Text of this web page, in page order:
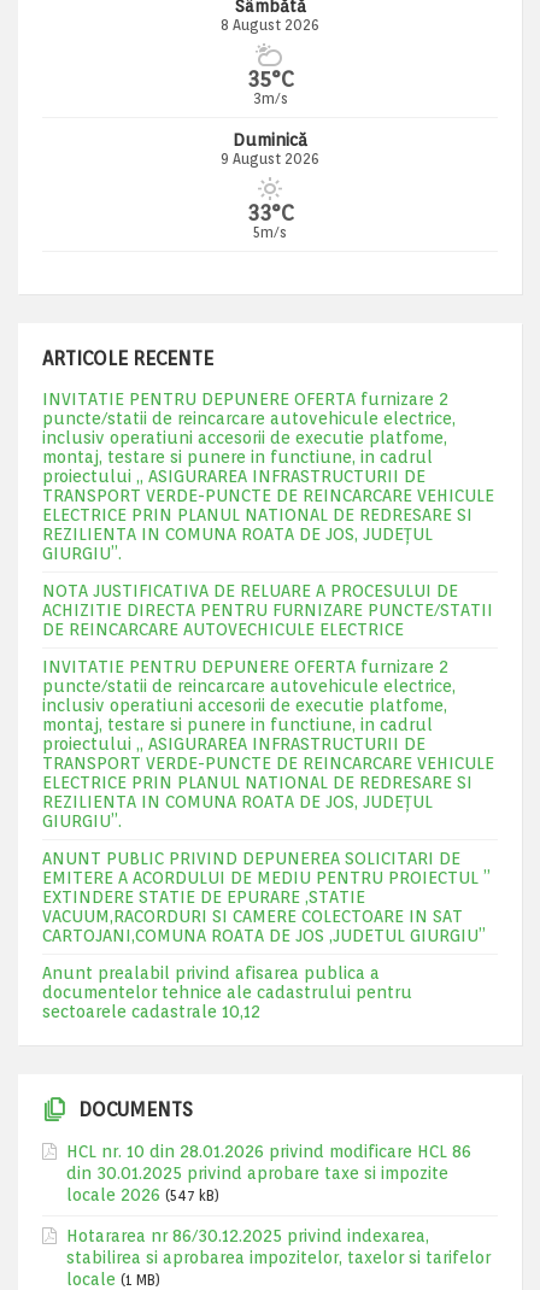
Sâmbătă
8 August 2026
35°C
3m/s
Duminică
9 August 2026
33°C
5m/s
ARTICOLE RECENTE
INVITATIE PENTRU DEPUNERE OFERTA furnizare 2
puncte/statii de reincarcare autovehicule electrice,
inclusiv operatiuni accesorii de executie platfome,
montaj, testare si punere in functiune, in cadrul
proiectului „ ASIGURAREA INFRASTRUCTURII DE
TRANSPORT VERDE-PUNCTE DE REINCARCARE VEHICULE
ELECTRICE PRIN PLANUL NATIONAL DE REDRESARE SI
REZILIENTA IN COMUNA ROATA DE JOS, JUDEŢUL
GIURGIU”.
NOTA JUSTIFICATIVA DE RELUARE A PROCESULUI DE
ACHIZITIE DIRECTA PENTRU FURNIZARE PUNCTE/STATII
DE REINCARCARE AUTOVECHICULE ELECTRICE
INVITATIE PENTRU DEPUNERE OFERTA furnizare 2
puncte/statii de reincarcare autovehicule electrice,
inclusiv operatiuni accesorii de executie platfome,
montaj, testare si punere in functiune, in cadrul
proiectului „ ASIGURAREA INFRASTRUCTURII DE
TRANSPORT VERDE-PUNCTE DE REINCARCARE VEHICULE
ELECTRICE PRIN PLANUL NATIONAL DE REDRESARE SI
REZILIENTA IN COMUNA ROATA DE JOS, JUDEŢUL
GIURGIU”.
ANUNT PUBLIC PRIVIND DEPUNEREA SOLICITARI DE
EMITERE A ACORDULUI DE MEDIU PENTRU PROIECTUL ”
EXTINDERE STATIE DE EPURARE ,STATIE
VACUUM,RACORDURI SI CAMERE COLECTOARE IN SAT
CARTOJANI,COMUNA ROATA DE JOS ,JUDETUL GIURGIU”
Anunt prealabil privind afisarea publica a
documentelor tehnice ale cadastrului pentru
sectoarele cadastrale 10,12
DOCUMENTS
HCL nr. 10 din 28.01.2026 privind modificare HCL 86
din 30.01.2025 privind aprobare taxe si impozite
locale 2026 (547 kB)
Hotararea nr 86/30.12.2025 privind indexarea,
stabilirea si aprobarea impozitelor, taxelor si tarifelor
locale (1 MB)